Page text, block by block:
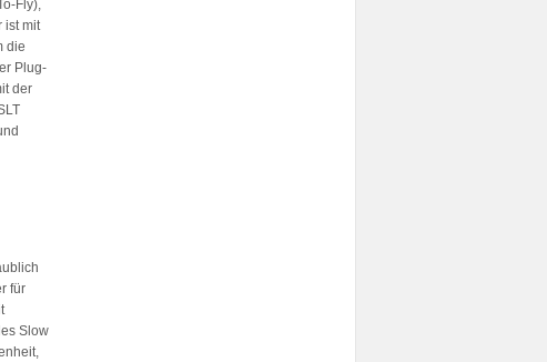
Fly),
ist mit
die
Plug-
der
für
Slow